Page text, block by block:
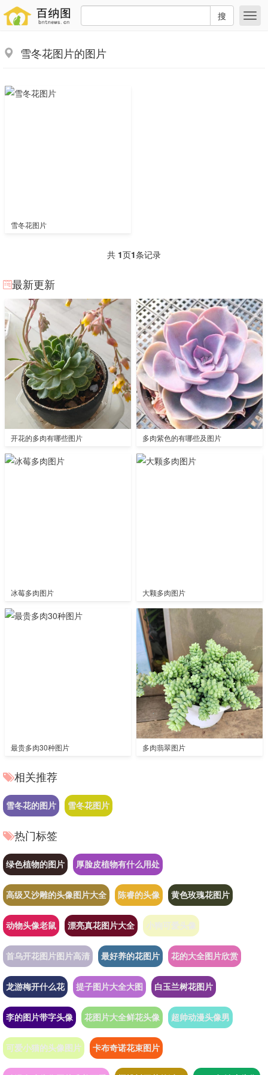
搜
雪冬花图片的图片
雪冬花图片
共 1页1条记录
最新更新
开花的多肉有哪些图片 多肉紫色的有哪些及图片
冰莓多肉图片 大颗多肉图片
最贵多肉30种图片 多肉翡翠图片
相关推荐
雪冬花的图片 雪冬花图片
热门标签
绿色植物的图片 厚脸皮植物有什么用处
高级又沙雕的头像图片大全 陈睿的头像 黄色玫瑰花图片
动物头像老鼠 漂亮真花图片大全 小狗可爱头像
首乌开花图片图片高清 最好养的花图片 花的大全图片欣赏
龙游梅开什么花 提子图片大全大图 白玉兰树花图片
李的图片带字头像 花图片大全鲜花头像 超帅动漫头像男
可爱小猫的头像图片 卡布奇诺花束图片